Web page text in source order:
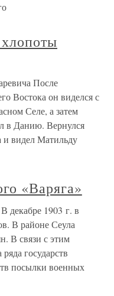
После
Востока он виделся с
Селе, а затем
в Данию. Вернулся
и видел Матильду
«Варяга»
декабре 1903 г. в
В районе Сеула
В связи с этим
государств
посылки военных